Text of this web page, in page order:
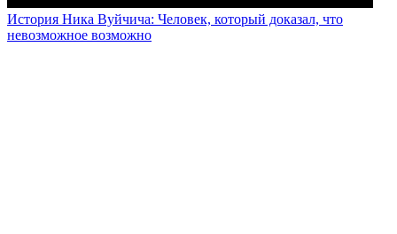
История Ника Вуйчича: Человек, который доказал, что
невозможное возможно